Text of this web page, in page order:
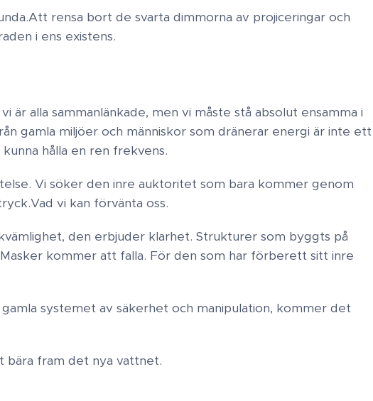
​Att rensa bort de svarta dimmorna av projiceringar och
i ens existens.
är alla sammanlänkade, men vi måste stå absolut ensamma i
gamla miljöer och människor som dränerar energi är inte ett
hålla en ren frekvens.
Vi söker den inre auktoritet som bara kommer genom
​Vad vi kan förvänta oss.
den erbjuder klarhet. Strukturer som byggts på
kommer att falla. För den som har förberett sitt inre
systemet av säkerhet och manipulation, kommer det
bära fram det nya vattnet.